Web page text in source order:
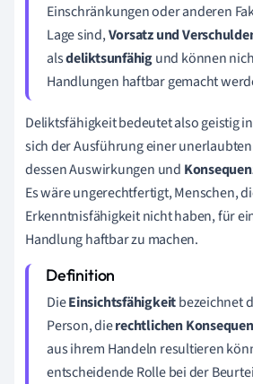
Einschränkungen oder anderen
Lage sind,Vorsatz und
alsdeliktsunfähigund können
Handlungen haftbar gemacht
Deliktsfähigkeit bedeutet also geistig
sich der Ausführung einer
dessen Auswirkungen und
Es wäre ungerechtfertigt, Menschen,
Erkenntnisfähigkeit nicht haben, für
Handlung haftbar zu machen.
DieEinsichtsfähigkeitbezeichnet
Person, dierechtlichen
aus ihrem Handeln resultieren
entscheidende Rolle bei der